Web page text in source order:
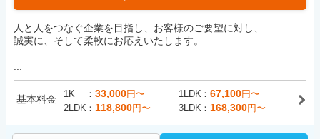
人と人をつなぐ企業を目指し、お客様のご要望に対し、
誠実に、そして柔軟にお応えいたします。
基本料金 1K 33,000円〜 1LDK 67,100円〜
2LDK
118,800円〜 3LDK 168,300円〜